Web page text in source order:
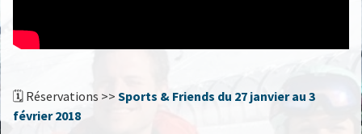
🗓 Réservations >> Sports & Friends du 27 janvier au 3
février 2018